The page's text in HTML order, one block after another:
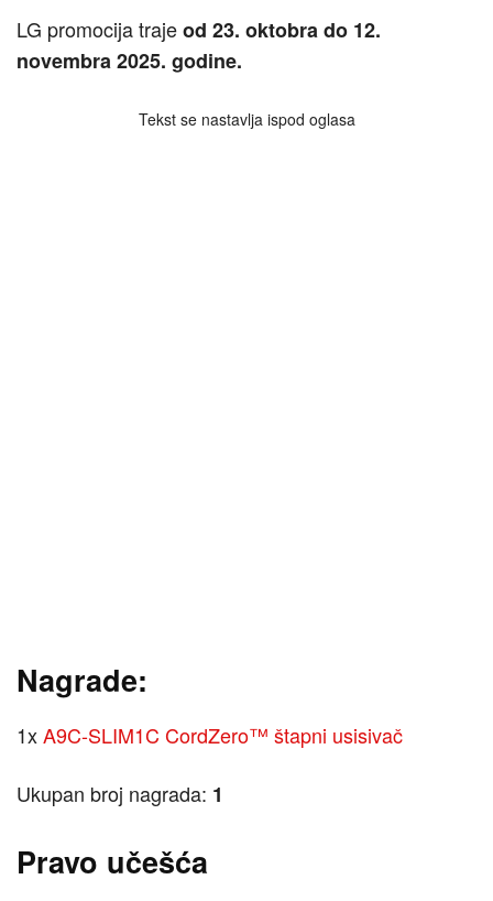
LG promocija trajeod 23. oktobra do 12.
novembra 2025. godine.
Tekst se nastavlja ispod oglasa
Nagrade:
1xA9C-SLIM1C CordZero™ štapni usisivač
Ukupan broj nagrada: 1
Pravo učešća